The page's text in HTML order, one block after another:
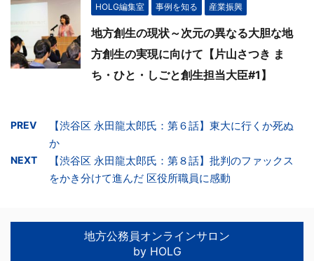
HOLG編集室 事例を知る 産業振興
地方創生の現状～次元の異なる大胆な地
方創生の実現に向けて【片山さつき ま
ち・ひと・しごと創生担当大臣#1】
PREV
【渋谷区 永田龍太郎氏：第６話】東大に行くか死ぬ
か
NEXT
【渋谷区 永田龍太郎氏：第８話】批判のファックス
をかき分けて進んだ 区役所職員に感動
地方公務員オンラインサロン
by HOLG